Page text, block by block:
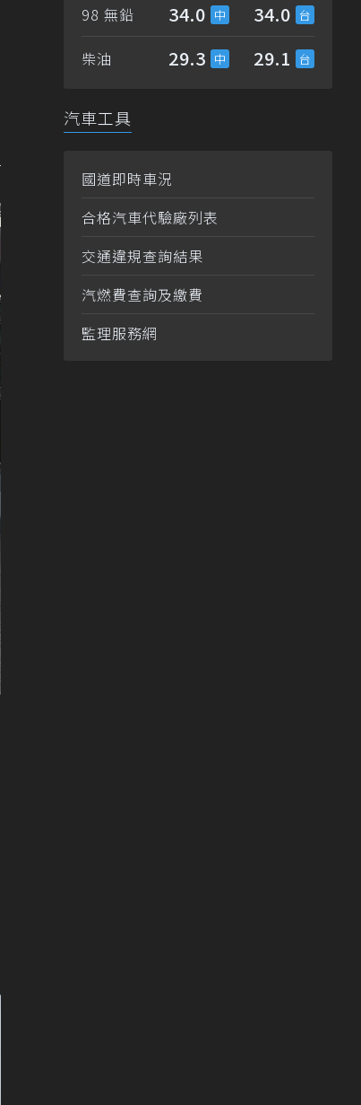
98 無鉛 34.0 34.0
柴油 29.3 29.1
汽車工具
國道即時車況
合格汽車代驗廠列表
交通違規查詢結果
汽燃費查詢及繳費
監理服務網